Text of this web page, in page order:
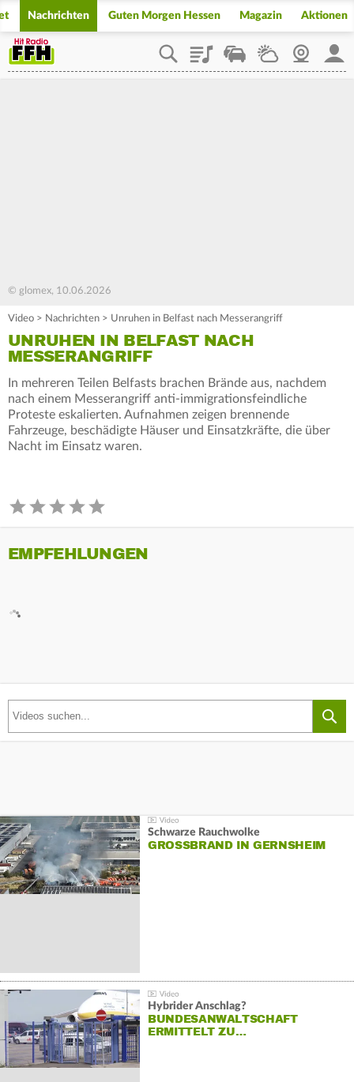
Nachrichten Guten Morgen Hessen Magazin Aktionen
PlaylistStaupilotWetterWebcam
© glomex, 10.06.2026
Video > Nachrichten > Unruhen in Belfast nach Messerangriff
UNRUHEN IN BELFAST NACH
MESSERANGRIFF
In mehreren Teilen Belfasts brachen Brände aus, nachdem
nach einem Messerangriff anti-immigrationsfeindliche
Proteste eskalierten. Aufnahmen zeigen brennende
Fahrzeuge, beschädigte Häuser und Einsatzkräfte, die über
Nacht im Einsatz waren.
EMPFEHLUNGEN
Schwarze Rauchwolke
GROSSBRAND IN GERNSHEIM
Hybrider Anschlag?
BUNDESANWALTSCHAFT
ERMITTELT ZU…